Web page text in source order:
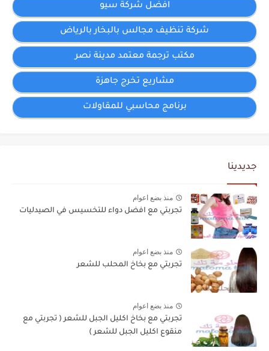
افضل شركة سيو
شركة تنظيف مجالس بالبخار بالرياض
مكتب ترجمة معتمد مدينة نصر
مشاريع تخرج جاهزة
برنامج محاسبي للمقاولات
جديدينا
منذ بضع اعوام
تجربتي مع افضل دواء للتخسيس في الصيدليات
منذ بضع اعوام
تجربتي مع بخاخ المحلب للشعر
منذ بضع اعوام
تجربتي مع بخاخ اكليل الجبل للشعر ( تجربتي مع
منقوع اكليل الجبل للشعر )